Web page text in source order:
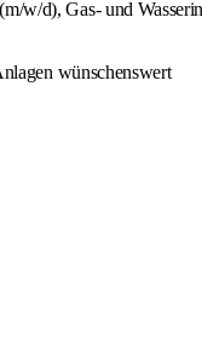
w/d), Gas- und
wünschenswert